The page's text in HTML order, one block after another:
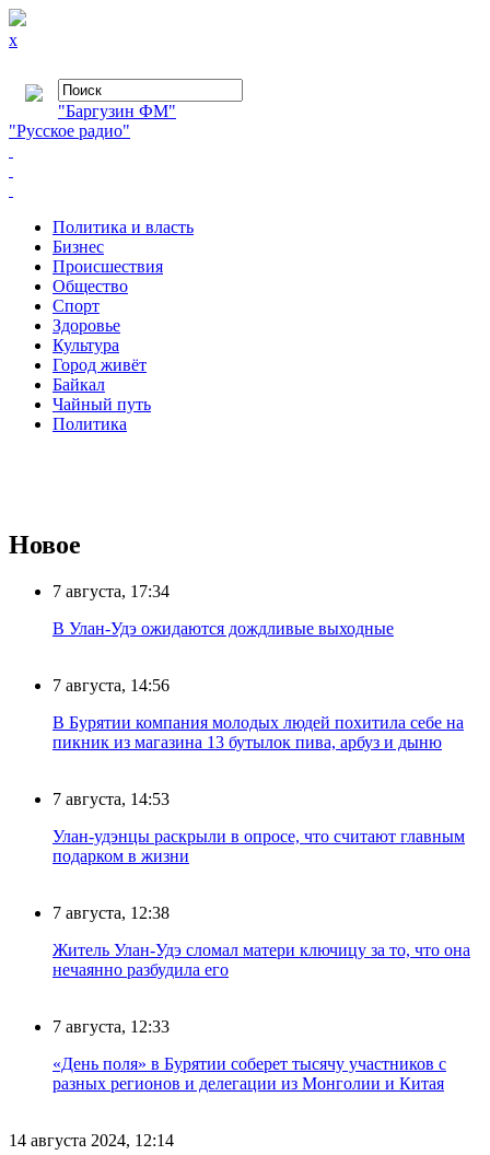
x
"Баргузин ФМ"
"Русское радио"
Политика и власть
Бизнес
Происшествия
Общество
Cпорт
Здоровье
Культура
Город живёт
Байкал
Чайный путь
Политика
Новое
7 августа, 17:34
В Улан-Удэ ожидаются дождливые выходные
7 августа, 14:56
В Бурятии компания молодых людей похитила себе на
пикник из магазина 13 бутылок пива, арбуз и дыню
7 августа, 14:53
Улан-удэнцы раскрыли в опросе, что считают главным
подарком в жизни
7 августа, 12:38
Житель Улан-Удэ сломал матери ключицу за то, что она
нечаянно разбудила его
7 августа, 12:33
«День поля» в Бурятии соберет тысячу участников с
разных регионов и делегации из Монголии и Китая
14 августа 2024, 12:14